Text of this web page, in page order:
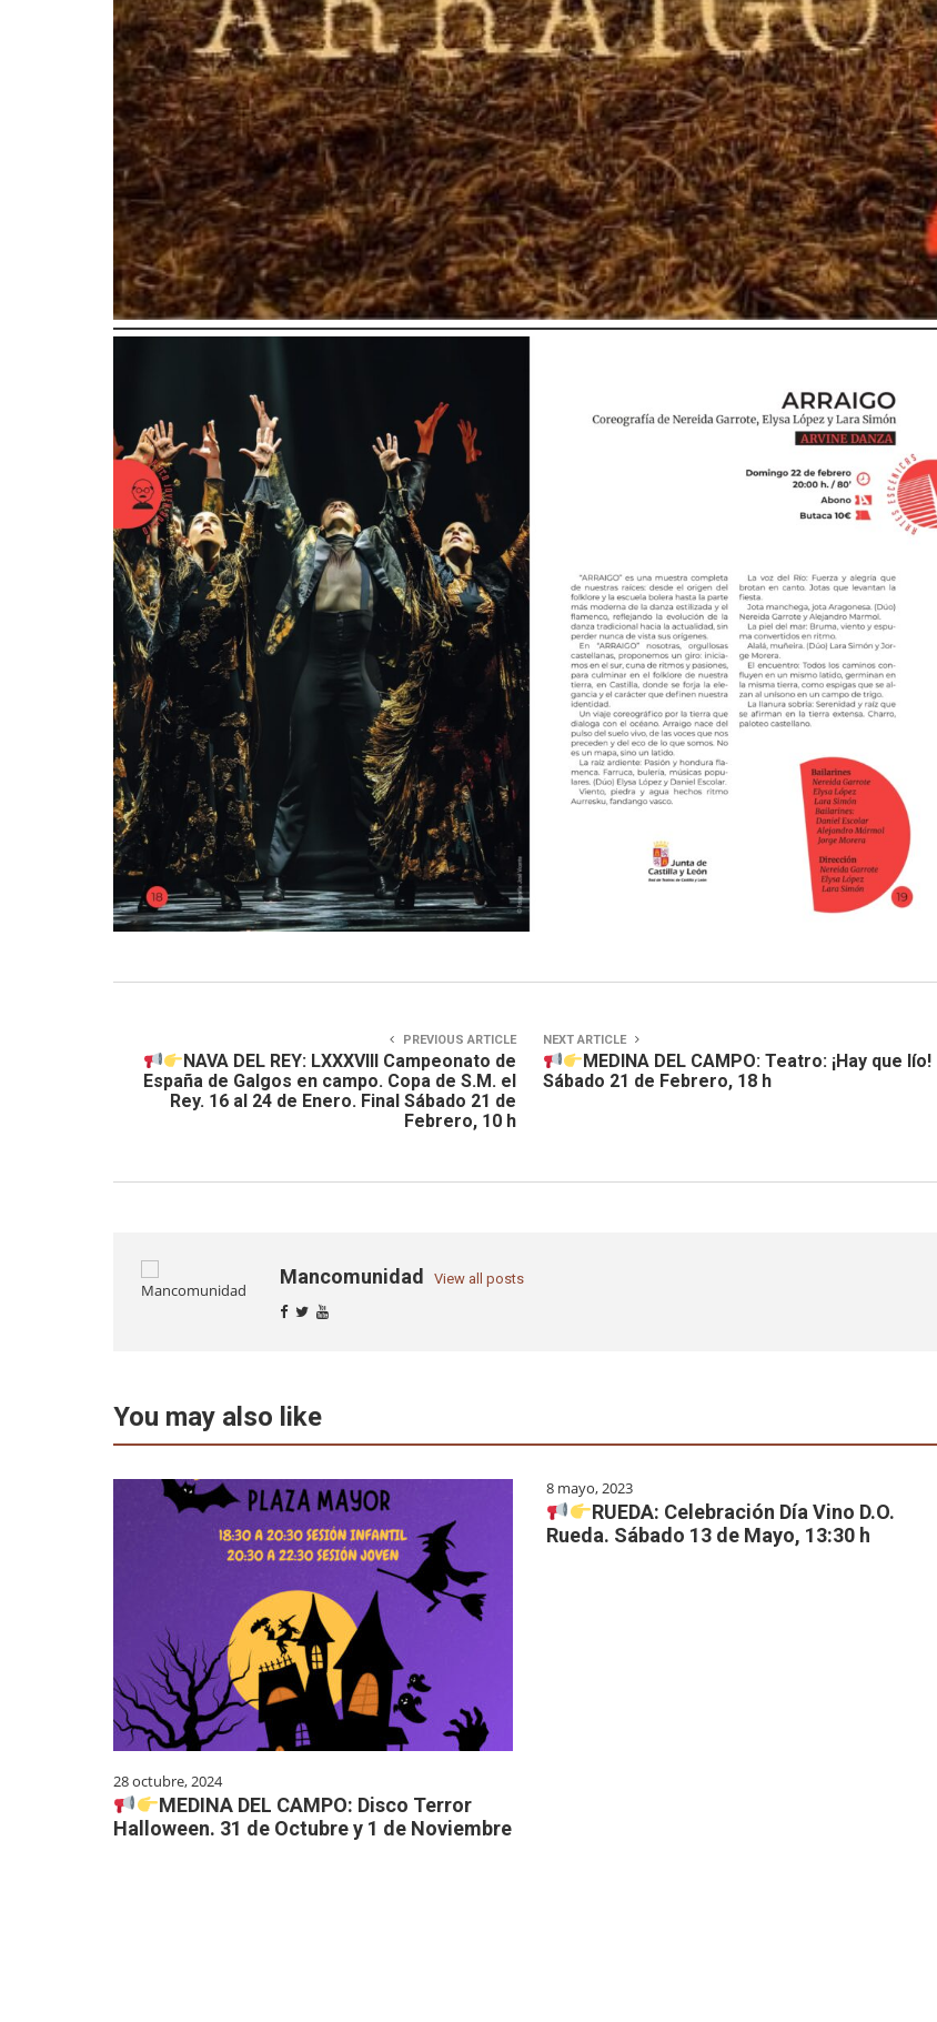
PREVIOUS ARTICLE
NAVA DEL REY: LXXXVIII Campeonato de
España de Galgos en campo. Copa de S.M. el
Rey. 16 al 24 de Enero. Final Sábado 21 de
Febrero, 10 h
NEXT ARTICLE
MEDINA DEL CAMPO: Teatro: ¡Hay que lío!
Sábado 21 de Febrero, 18 h
Mancomunidad View all posts
You may also like
28 octubre, 2024
MEDINA DEL CAMPO: Disco Terror
Halloween. 31 de Octubre y 1 de Noviembre
8 mayo, 2023
RUEDA: Celebración Día Vino D.O.
Rueda. Sábado 13 de Mayo, 13:30 h